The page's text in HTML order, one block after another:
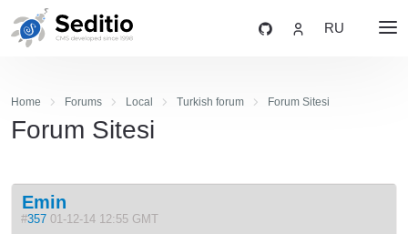
RU
Home Forums Local Turkish forum Forum Sitesi
Forum Sitesi
Emin
#357 01-12-14 12:55 GMT